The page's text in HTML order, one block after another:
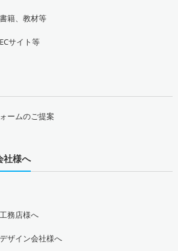
求人
新潟県の占い師募集・求人
・求人
求人
岐阜県の占い師募集・求人
求人
静岡県の占い師募集・求人
求人
求人
・求人
求人
兵庫県の占い師募集・求人
求人
和歌山県の占い師募集・求人
籍、教材等
サイト等
ームのご提案
社様へ
務店様へ
ザイン会社様へ